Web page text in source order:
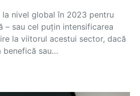
la nivel global în 2023 pentru
– sau cel puţin intensificarea
la viitorul acestui sector, dacă
benefică sau…